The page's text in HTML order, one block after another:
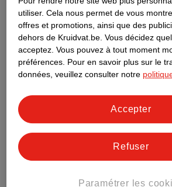
4
utiliser. Cela nous permet de vous
offres et promotions, ainsi que des
dehors de Kruidvat.be. Vous décidez
acceptez. Vous pouvez à tout moment
préférences. Pour en savoir plus sur le
données, veuillez consulter notre
Paramétrer les
Refuser
Accepter